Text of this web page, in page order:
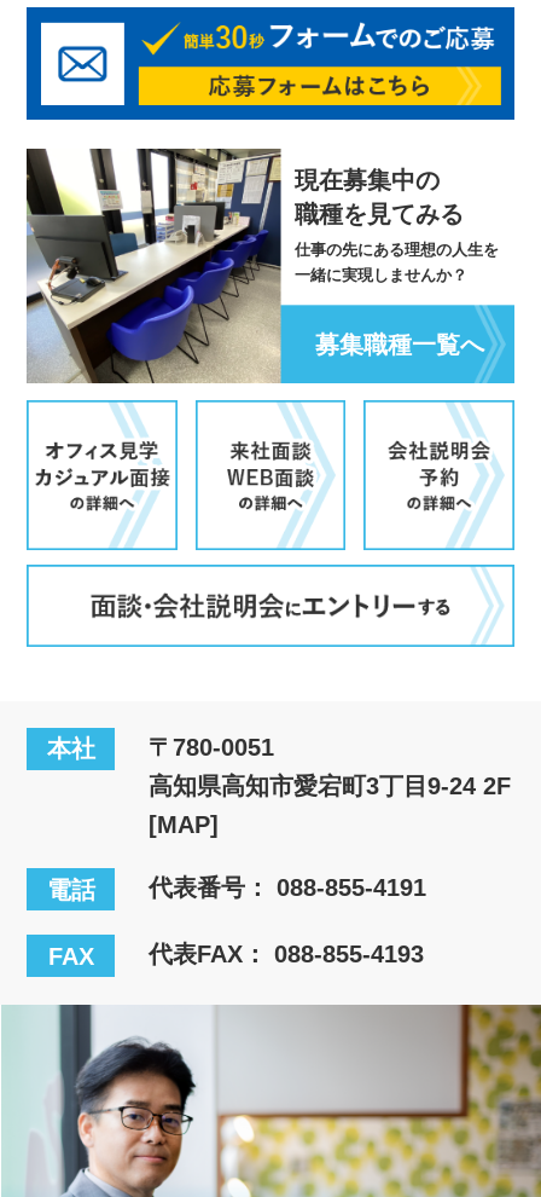
現在募集中の
職種を見てみる
仕事の先にある理想の人生を
一緒に実現しませんか？
募集職種一覧へ
本社
〒780-0051
高知県高知市愛宕町3丁目9-24 2F
[MAP]
電話 代表番号：088-855-4191
FAX 代表FAX： 088-855-4193